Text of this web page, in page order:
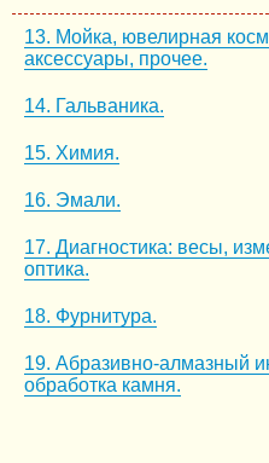
13. Мойка, ювелирная
аксессуары, прочее.
14. Гальваника.
15. Химия.
16. Эмали.
17. Диагностика: весы,
оптика.
18. Фурнитура.
19. Абразивно-алмазный
обработка камня.